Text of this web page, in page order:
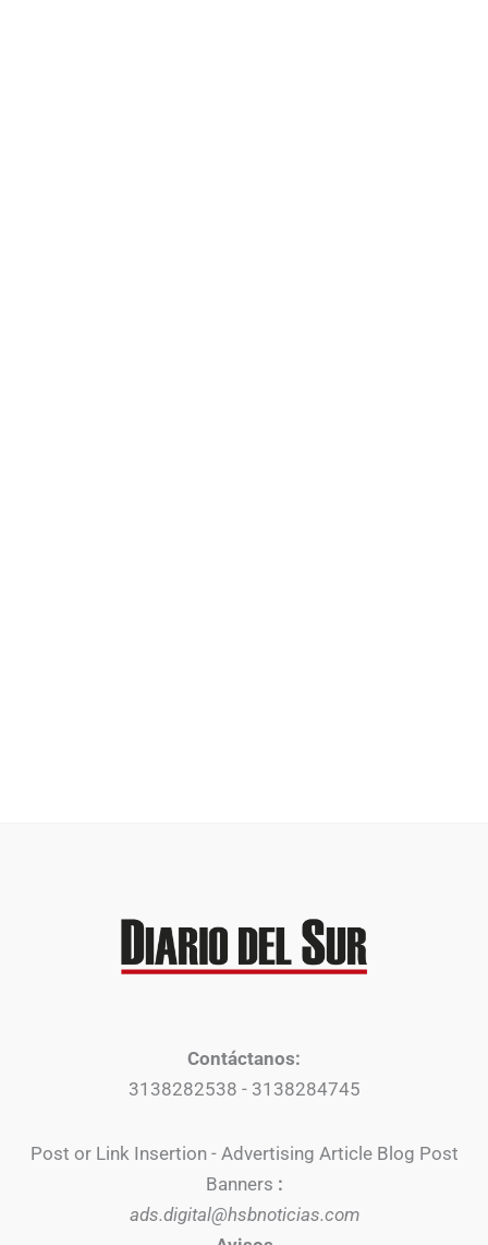
Contáctanos:
3138282538 - 3138284745
Post or Link Insertion - Advertising Article Blog Post
Banners :
ads.digital@hsbnoticias.com